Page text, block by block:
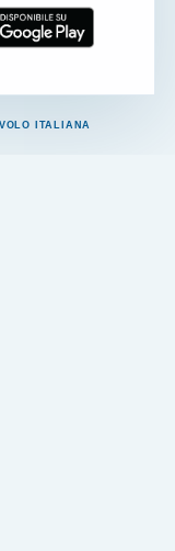
ITALIANA